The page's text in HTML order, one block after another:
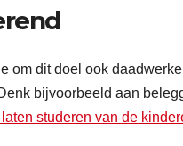
om dit doel ook
bijvoorbeeld aan
laten studeren van de